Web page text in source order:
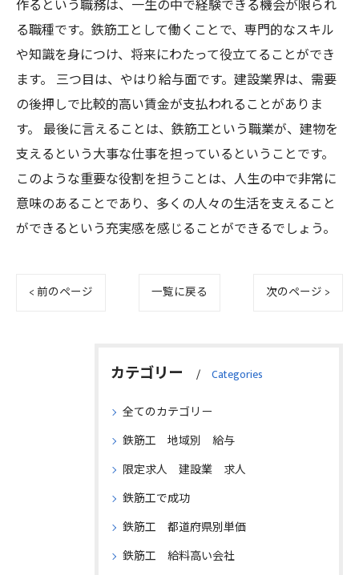
作るという職務は、一生の中で経験できる機会が限られ
る職種です。鉄筋工として働くことで、専門的なスキル
や知識を身につけ、将来にわたって役立てることができ
ます。 三つ目は、やはり給与面です。建設業界は、需要
の後押しで比較的高い賃金が支払われることがありま
す。 最後に言えることは、鉄筋工という職業が、建物を
支えるという大事な仕事を担っているということです。
このような重要な役割を担うことは、人生の中で非常に
意味のあることであり、多くの人々の生活を支えること
ができるという充実感を感じることができるでしょう。
< 前のページ 一覧に戻る 次のページ >
カテゴリー Categories
全てのカテゴリー
鉄筋工 地域別 給与
限定求人 建設業 求人
鉄筋工で成功
鉄筋工 都道府県別単価
鉄筋工 給料高い会社